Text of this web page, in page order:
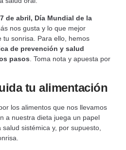
7 de abril, Día Mundial de la
nos gusta y lo que mejor
tu sonrisa. Para ello, hemos
de prevención y salud
pasos . Toma nota y apuesta por
tu alimentación
los alimentos que nos llevamos
a nuestra dieta juega un papel
sistémica y, por supuesto,